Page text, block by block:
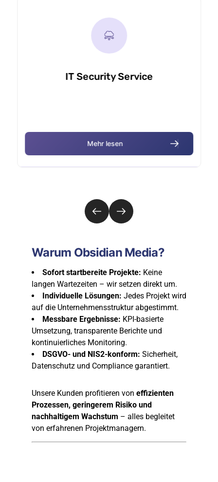
Obsidian Media
IT Security Service
Mehr lesen
Warum Obsidian Media?
Sofort startbereite Projekte: Keine
langen Wartezeiten – wir setzen direkt um.
Individuelle Lösungen: Jedes Projekt wird
auf die Unternehmensstruktur abgestimmt.
Messbare Ergebnisse: KPI-basierte
Umsetzung, transparente Berichte und
kontinuierliches Monitoring.
DSGVO- und NIS2-konform: Sicherheit,
Datenschutz und Compliance garantiert.
Unsere Kunden profitieren von effizienten
Prozessen, geringerem Risiko und
nachhaltigem Wachstum – alles begleitet
von erfahrenen Projektmanagern.